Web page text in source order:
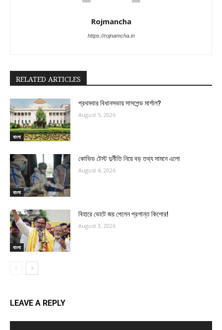
Rojmancha
https://rojnamcha.in
RELATED ARTICLES
বাংলা
প্রথমবার বিধানসভায় সাসপেন্ড মার্শাল?
August 5, 2026
বাংলা
কোভিড টেস্ট দুর্নীতি নিয়ে বড় তথ্য সামনে এলো
August 4, 2026
বাংলা
বিহারে ভোটে জয় পেলেন প্রশান্ত কিশোর!
August 3, 2026
LEAVE A REPLY